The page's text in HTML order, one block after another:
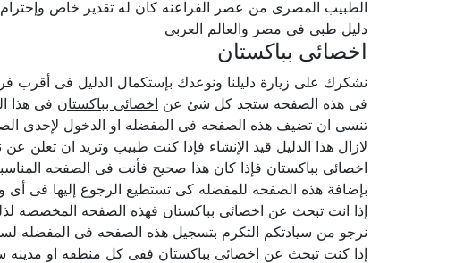
الطبيب المصرى من عصر الفراعنه كان له تقدير خاص
دليل طبى فى مصر والعالم العربى
اخصائى بباكستان
نشكرك على زيارة دليلنا ونوعدك بإستكمال الدليل فى أقرب
فى هذه الصفحه ستجد كل شئ عن اخصائى بباكستان فى هذا
تنسى ان تضيف هذه الصفحه فى المفضله او الدخول لإحدى
لازال هذا الدليل قيد الإنشاء فإذا كنت طبيب وتريد ان تعلن
اخصائى بباكستان فإذا كان هذا صحيح فأنت فى الصفحه
بإضافة هذه الصفحه للمفضله كى تستطيع الرجوع إليها فى أى
إذا انت تبحث عن اخصائى بباكستان فهذه الصفحه المخصصه
نرجو من سيادتكم التكرم بتسجيل هذه الصفحه فى المفضله
إذا كنت تبحث عن اخصائى بباكستان ففى كل منطقه او مدينه